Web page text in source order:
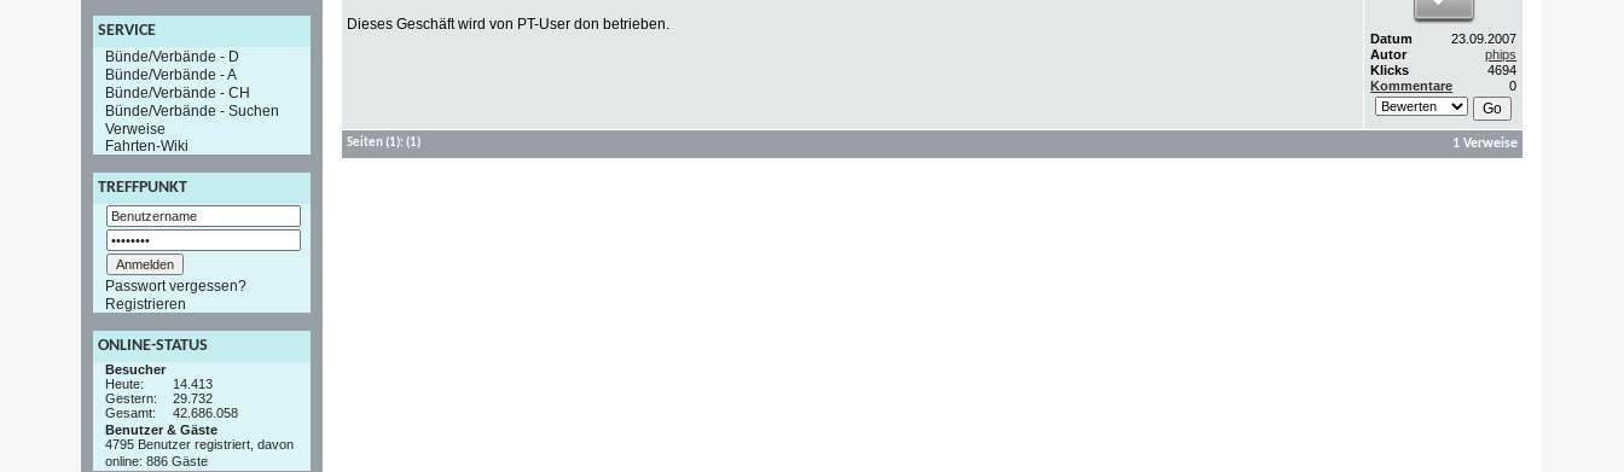
SERVICE
Bünde/Verbände - D
Bünde/Verbände - A
Bünde/Verbände - CH
Bünde/Verbände - Suchen
Verweise
Fahrten-Wiki
TREFFPUNKT
Passwort vergessen?
Registrieren
ONLINE-STATUS
Besucher
Heute:
14.413
Gestern:
29.732
Gesamt:
42.686.058
Benutzer & Gäste
4795 Benutzer registriert, davon
online: 886 Gäste
Dieses Geschäft wird von PT-User don betrieben.
Datum
23.09.2007
Autor
phips
Klicks
4694
Kommentare
0
Seiten(1):(1) 1 Verweise